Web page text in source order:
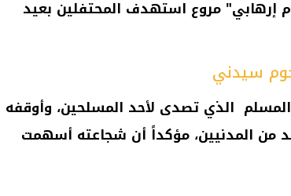
إرهابي" مروع استهدف المحتفلين بعيد
سيدني
الذي تصدى لأحد المسلحين، وأوقفه
من المدنيين، مؤكداً أن شجاعته أسهمت